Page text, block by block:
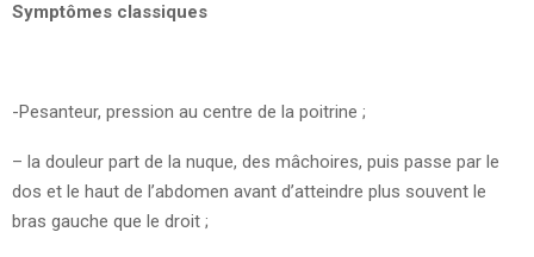
Symptômes classiques
-Pesanteur, pression au centre de la poitrine ;
– la douleur part de la nuque, des mâchoires, puis passe par le
dos et le haut de l’abdomen avant d’atteindre plus souvent le
bras gauche que le droit ;